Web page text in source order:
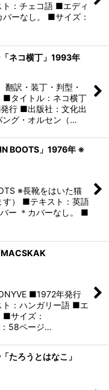
ト：チェコ語 ■エディ
ーなし。 ■サイズ：
ネコ横丁」1993年
訳・装丁・判型・
■タイトル：ネコ横丁
行 ■出版社：文化出
グ・オルセン（…
BOOTS」1976年 ※
※長靴をはいた猫
） ■テキスト：英語
ー ＊カバーなし。 ■
MACSKAK
■1972年発行
ト：ハンガリー語 ■エ
■サイズ：
58ページ…
たろうとはなこ」